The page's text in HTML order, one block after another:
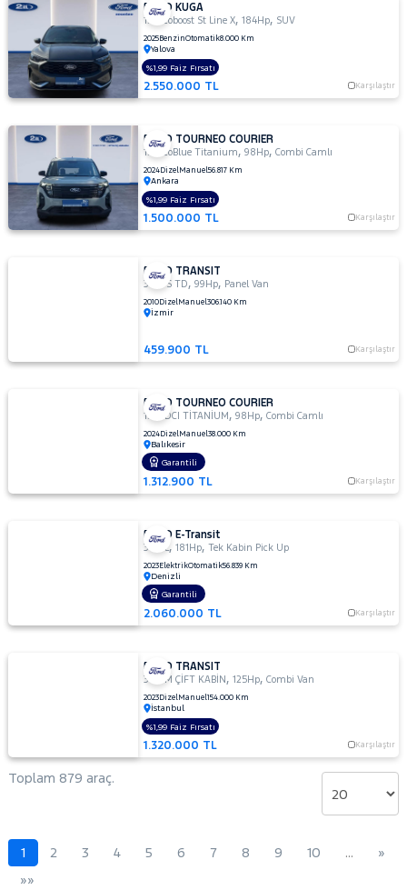
FORD KUGA
1.5 Ecoboost St Line X,184Hp, SUV
2025BenzinOtomatik8.000 Km
Yalova
2.550.000 TL Karşılaştır
%1,99 Faiz Fırsatı
FORD TOURNEO COURIER
1.5 EcoBlue Titanium,98Hp,Combi Camlı
2024DizelManuel56.817 Km
Ankara
1.500.000 TL Karşılaştır
%1,99 Faiz Fırsatı
FORD TRANSIT
300 S TD,99Hp, Panel Van
2010DizelManuel306.140 Km
İzmir
459.900 TL Karşılaştır
FORD TOURNEO COURIER
1.5 TDCI TİTANİUM ,98Hp,Combi Camlı
2024DizelManuel38.000 Km
Balıkesir
1.312.900 TL Karşılaştır
Garantili
FORD E-Transit
350 L,181Hp,Tek Kabin Pick Up
2023ElektrikOtomatik56.839 Km
Denizli
2.060.000 TL Karşılaştır
Garantili
FORD TRANSIT
350 M ÇİFT KABİN ,125Hp,Combi Van
2023DizelManuel154.000 Km
İstanbul
1.320.000 TL Karşılaştır
%1,99 Faiz Fırsatı
Toplam 879 araç.
1 2 3 4 5 6 7 8 9 10 …
»
»»